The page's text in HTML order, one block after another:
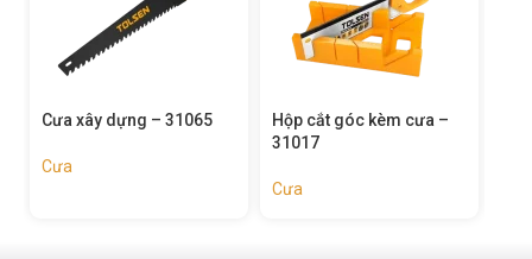
xây dựng – 31065
Hộp cắt góc kèm cưa –